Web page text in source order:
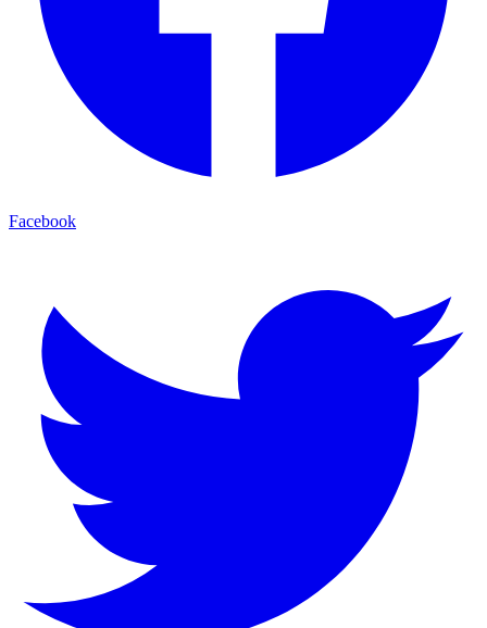
Facebook